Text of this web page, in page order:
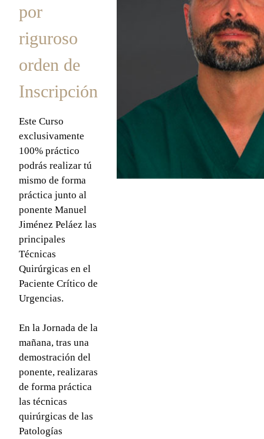
por
riguroso
orden de
Inscripción
Este Curso
exclusivamente
100% práctico
podrás realizar tú
mismo de forma
práctica junto al
ponente Manuel
Jiménez Peláez las
principales
Técnicas
Quirúrgicas en el
Paciente Crítico de
Urgencias.
En la Jornada de la
mañana, tras una
demostración del
ponente, realizaras
de forma práctica
las técnicas
quirúrgicas de las
Patologías